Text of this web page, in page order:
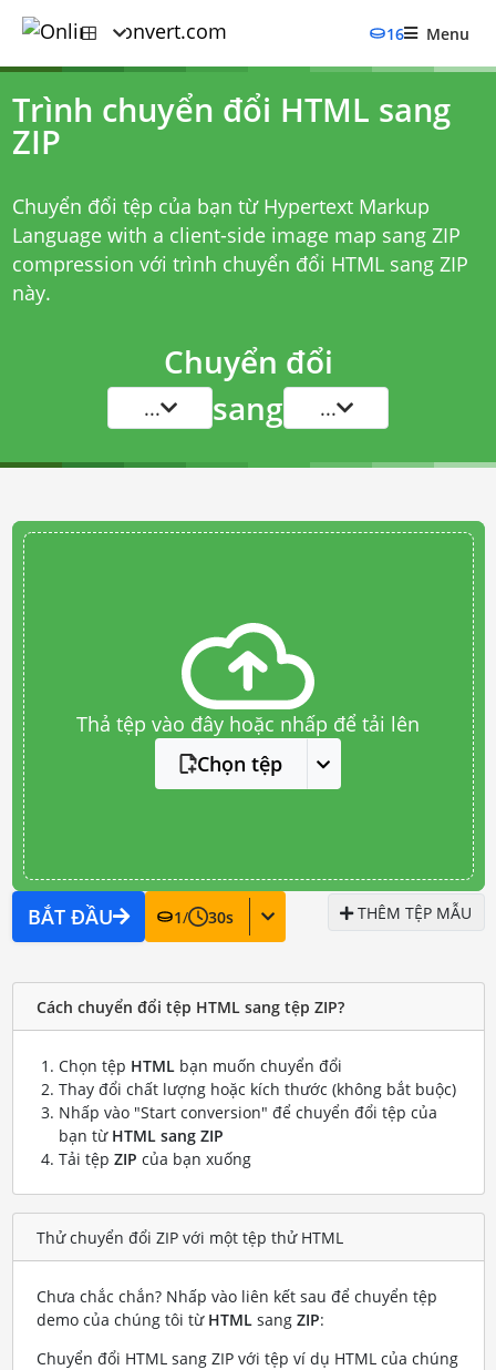
16 Menu
Trình chuyển đổi HTML sang
ZIP
Chuyển đổi tệp của bạn từ Hypertext Markup
Language with a client-side image map sang ZIP
compression với trình chuyển đổi HTML sang ZIP
này.
Chuyển đổi
... sang ...
Thả tệp vào đây hoặc nhấp để tải lên
Chọn tệp
BẮT ĐẦU 1/ 30s THÊM TỆP MẪU
Cách chuyển đổi tệp HTML sang tệp ZIP?
Chọn tệp HTMLbạn muốn chuyển đổi
Thay đổi chất lượng hoặc kích thước (không bắt buộc)
Nhấp vào "Start conversion" để chuyển đổi tệp của
bạn từ HTML sang ZIP
Tải tệp ZIP của bạn xuống
Thử chuyển đổi ZIP với một tệp thử HTML
Chưa chắc chắn? Nhấp vào liên kết sau để chuyển tệp
demo của chúng tôi từ HTMLsang ZIP:
Chuyển đổi HTML sang ZIP với tệp ví dụ HTML của chúng